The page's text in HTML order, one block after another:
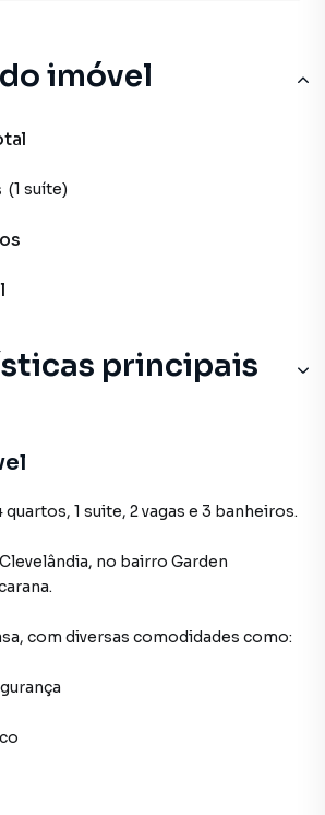
imóvel
(1 suíte)
principais
Segurança
quartos, 1 suite, 2 vagas e 3 banheiros.
, no bairro Garden
.
, com diversas comodidades como: